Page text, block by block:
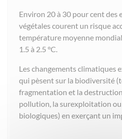
Environ 20 à 30 pour cent des
végétales courent un risque
température moyenne
1.5 à 2.5 °C.
Les changements climatiques
qui pèsent sur la biodiversité
fragmentation et la
pollution, la surexploitation ou
biologiques) en exerçant un